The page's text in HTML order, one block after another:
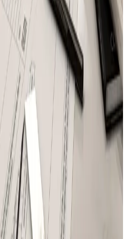
отделкам, срокам поставки и
или проект.